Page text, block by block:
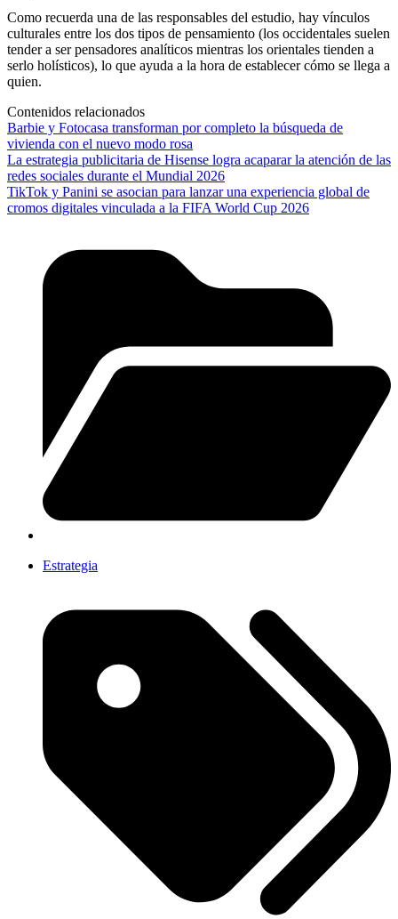
Como recuerda una de las responsables del estudio, hay vínculos
culturales entre los dos tipos de pensamiento (los occidentales suelen
tender a ser pensadores analíticos mientras los orientales tienden a
serlo holísticos), lo que ayuda a la hora de establecer cómo se llega a
quien.
Contenidos relacionados
Barbie y Fotocasa transforman por completo la búsqueda de
vivienda con el nuevo modo rosa
La estrategia publicitaria de Hisense logra acaparar la atención de las
redes sociales durante el Mundial 2026
TikTok y Panini se asocian para lanzar una experiencia global de
cromos digitales vinculada a la FIFA World Cup 2026
Estrategia